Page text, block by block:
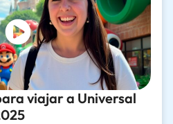
viajar a Universal